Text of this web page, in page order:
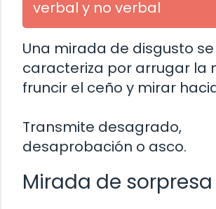
verbal y no verbal
Una mirada de disgusto se
caracteriza por arrugar la
fruncir el ceño y mirar
Transmite desagrado,
desaprobación o asco.
Mirada de sorpresa